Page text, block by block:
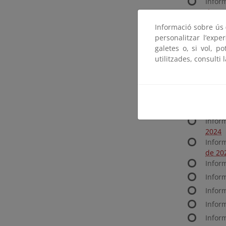
de
de
2024
de
Informació sobre
personalitzar
galetes o, si vol,
utilitzades, consulti